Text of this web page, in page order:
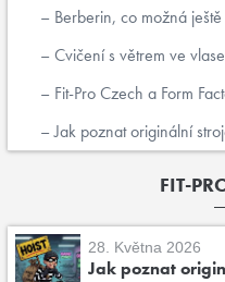
Berberin, co možná
Cvičení s větrem ve
Fit-Pro Czech a Form
Jak poznat originální
FIT-
28. Května 2026
Jak poznat